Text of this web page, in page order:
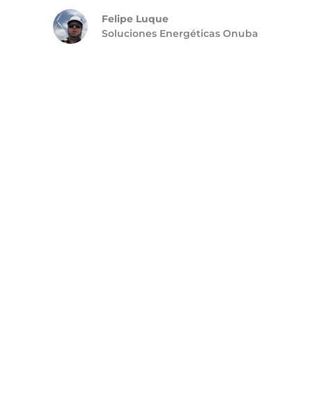
Felipe Luque
Soluciones Energéticas Onuba